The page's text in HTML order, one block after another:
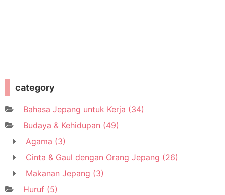
category
Bahasa Jepang untuk Kerja (34)
Budaya & Kehidupan (49)
Agama (3)
Cinta & Gaul dengan Orang Jepang (26)
Makanan Jepang (3)
Huruf (5)